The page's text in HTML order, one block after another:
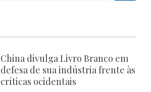
China divulga Livro Branco em
defesa de sua indústria frente às
críticas ocidentais